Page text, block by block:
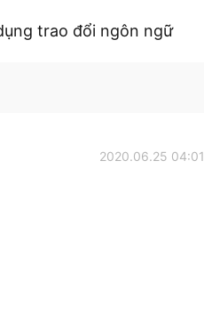
trao đổi ngôn ngữ
2020.06.25 04:01